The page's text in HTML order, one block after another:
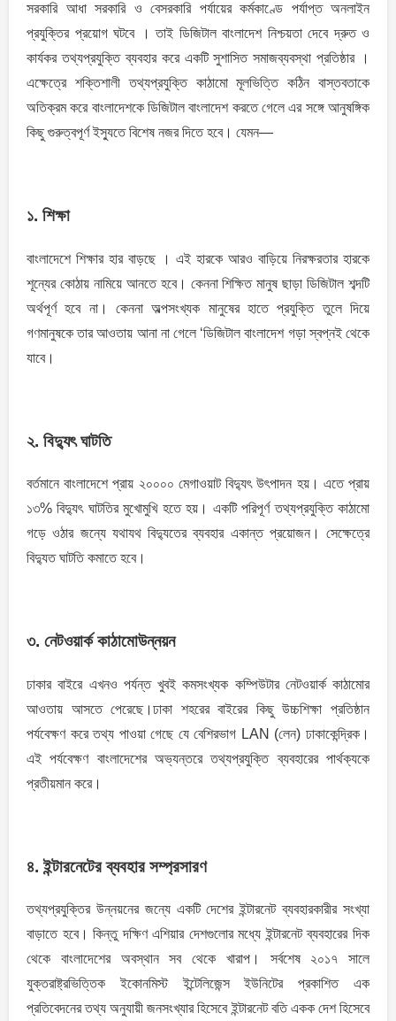
সরকারি আধা সরকারি ও বেসরকারি পর্যায়ের কর্মকাণ্ডে পর্যাপ্ত অনলাইন
প্রযুক্তির প্রয়ােগ ঘটবে । তাই ডিজিটাল বাংলাদেশ নিশ্চয়তা দেবে দ্রুত ও
কার্যকর তথ্যপ্রযুক্তি ব্যবহার করে একটি সুশাসিত সমাজব্যবস্থা প্রতিষ্ঠার ।
এক্ষেত্রে শক্তিশালী তথ্যপ্রযুক্তি কাঠামাে মূলভিত্তি কঠিন বাস্তবতাকে
অতিক্রম করে বাংলাদেশকে ডিজিটাল বাংলাদেশ করতে গেলে এর সঙ্গে আনুষঙ্গিক
কিছু গুরুত্বপূর্ণ ইস্যুতে বিশেষ নজর দিতে হবে। যেমন—
১. শিক্ষা
বাংলাদেশে শিক্ষার হার বাড়ছে । এই হারকে আরও বাড়িয়ে নিরক্ষরতার হারকে
শূন্যের কোঠায় নামিয়ে আনতে হবে। কেননা শিক্ষিত মানুষ ছাড়া ডিজিটাল শব্দটি
অর্থপূর্ণ হবে না। কেননা অল্পসংখ্যক মানুষের হাতে প্রযুক্তি তুলে দিয়ে
গণমানুষকে তার আওতায় আনা না গেলে ‘ডিজিটাল বাংলাদেশ গড়া স্বপ্নই থেকে
যাবে।
২. বিদ্যুৎ ঘাটতি
বর্তমানে বাংলাদেশে প্রায় ২০০০০ মেগাওয়াট বিদ্যুৎ উৎপাদন হয়। এতে প্রায়
১৩% বিদ্যুৎ ঘাটতির মুখােমুখি হতে হয়। একটি পরিপূর্ণ তথ্যপ্রযুক্তি কাঠামাে
গড়ে ওঠার জন্যে যথাযথ বিদ্যুতের ব্যবহার একান্ত প্রয়ােজন। সেক্ষেত্রে
বিদ্যুত ঘাটতি কমাতে হবে।
৩. নেটওয়ার্ক কাঠামােউন্নয়ন
ঢাকার বাইরে এখনও পর্যন্ত খুবই কমসংখ্যক কম্পিউটার নেটওয়ার্ক কাঠামাের
আওতায় আসতে পেরেছে।ঢাকা শহরের বাইরের কিছু উচ্চশিক্ষা প্রতিষ্ঠান
পর্যবেক্ষণ করে তথ্য পাওয়া গেছে যে বেশিরভাগ LAN (লেন) ঢাকাকেন্দ্রিক।
এই পর্যবেক্ষণ বাংলাদেশের অভ্যন্তরে তথ্যপ্রযুক্তি ব্যবহারের পার্থক্যকে
প্রতীয়মান করে।
৪. ইন্টারনেটের ব্যবহার সম্প্রসারণ
তথ্যপ্রযুক্তির উন্নয়নের জন্যে একটি দেশের ইন্টারনেট ব্যবহারকারীর সংখ্যা
বাড়াতে হবে। কিন্তু দক্ষিণ এশিয়ার দেশগুলাের মধ্যে ইন্টারনেট ব্যবহারের দিক
থেকে বাংলাদেশের অবস্থান সব থেকে খারাপ। সর্বশেষ ২০১৭ সালে
যুক্তরাষ্ট্রভিত্তিক ইকোনমিস্ট ইন্টেলিজেন্স ইউনিটের প্রকাশিত এক
প্রতিবেদনের তথ্য অনুযায়ী জনসংখ্যার হিসেবে ইন্টারনেট বতি একক দেশ হিসেবে